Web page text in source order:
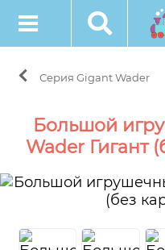
Серия Gigant Wader
Большой
Wader Гигант